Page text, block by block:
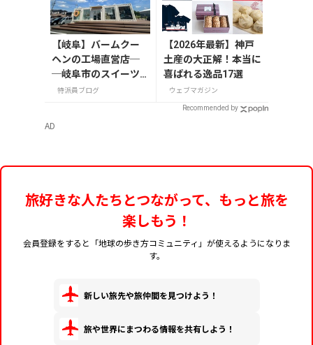
【岐阜】バームクー
ヘンの工場直営店─
─岐阜市のスイーツ
スポット「FLEUR
特派員ブログ
【2026年最新】神戸
土産の大正解！本当に
喜ばれる逸品17選
ウェブマガジン
Recommended by
AD
旅好きな人たちとつながって、もっと旅を
楽しもう！
会員登録をすると「地球の歩き方コミュニティ」が使えるようになりま
す。
新しい旅先や旅仲間を見つけよう！
旅や世界にまつわる情報を共有しよう！